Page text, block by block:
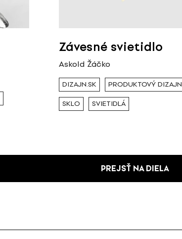
Závesné svietidlo
Askold Žáčko
DIZAJN.SK PRODUKTOVÝ DIZAJN
SKLO SVIETIDLÁ
PREJSŤ NA DIELA